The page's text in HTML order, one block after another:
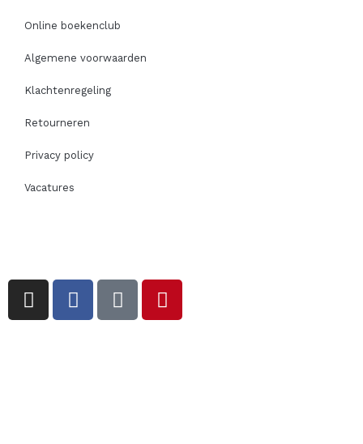
Online boekenclub
Algemene voorwaarden
Klachtenregeling
Retourneren
Privacy policy
Vacatures
I
n
F
a
T
i
P
i